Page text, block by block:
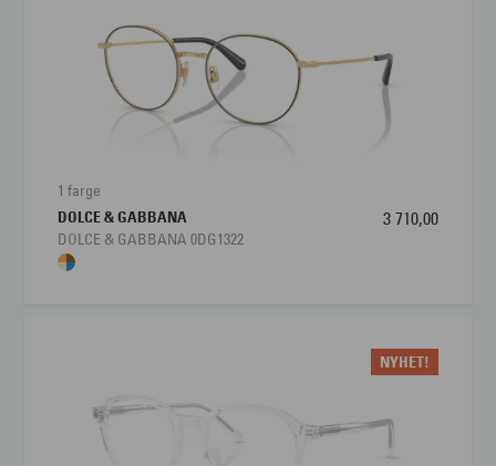
1 farge
DOLCE & GABBANA
DOLCE & GABBANA 0DG1322
3 710,00
NYHET!